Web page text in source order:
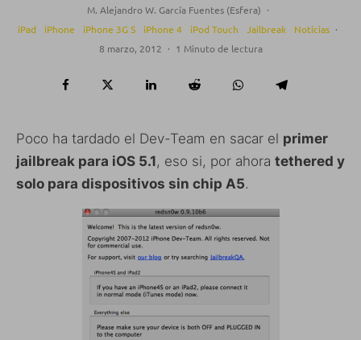
M. Alejandro W. García Fuentes (Esfera) ·
iPad
iPhone iPhone 3G S iPhone 4 iPod Touch Jailbreak Noticias ·
8 marzo, 2012 · 1 Minuto de lectura
Poco ha tardado el Dev-Team en sacar el primer
jailbreak para iOS 5.1, eso si, por ahora tethered y
solo para dispositivos sin chip A5.